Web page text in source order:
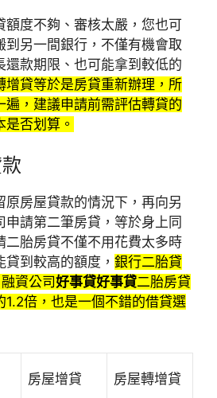
額度不夠、審核太嚴，您也可
到另一間銀行，不僅有機會取
還款期限、也可能拿到較低的
增貸等於是房貸重新辦理，所
遍，建議申請前需評估轉貸的
否划算。
原房屋貸款的情況下，再向另
請第二筆房貸，等於身上同
二胎房貸不僅不用花費太多時
到較高的額度， 銀行二胎貸
資公司好事貸好事貸二胎房貸
1.2倍，也是一個不錯的借貸選
房屋增貸 房屋轉增貸